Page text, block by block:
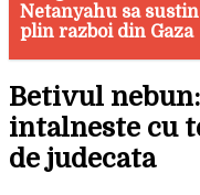
Netanyahu sa
plin razboi din Gaza
Betivul
intalneste cu
de judecata